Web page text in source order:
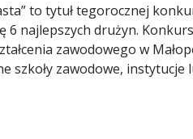
to tytuł tegorocznej
6 najlepszych drużyn.
zawodowego w
szkoły zawodowe, instytucje